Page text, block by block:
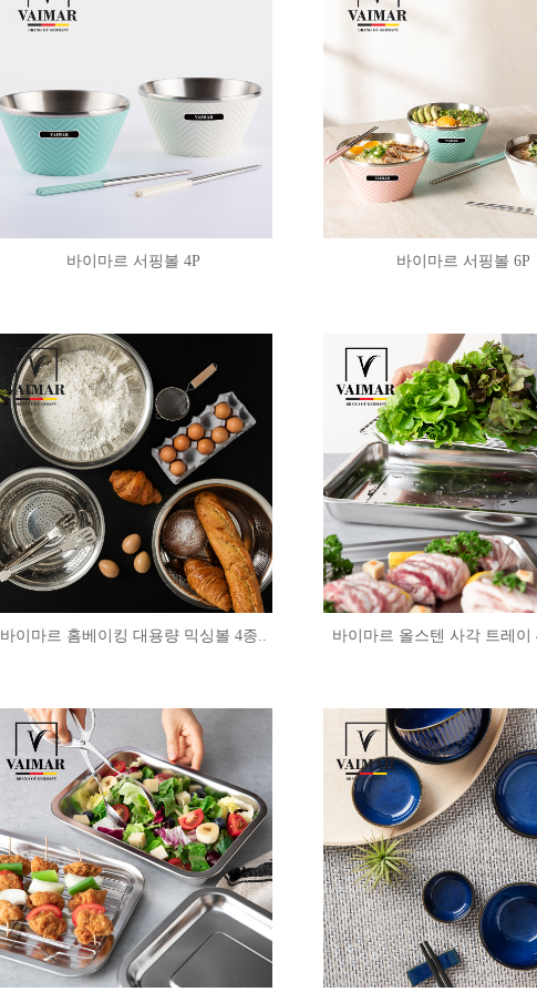
바이마르 서핑볼 4P 바이마르 서핑볼 6P
바이마르 홈베이킹 대용량 믹싱볼 4종.. 바이마르 올스텐 사각 트레이